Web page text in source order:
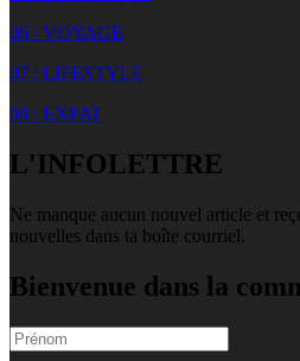
06 / VOYAGE
07 / LIFESTYLE
08 / EXPAT
L'INFOLETTRE
Ne manque aucun nouvel article et
nouvelles dans ta boîte courriel.
Bienvenue dans la